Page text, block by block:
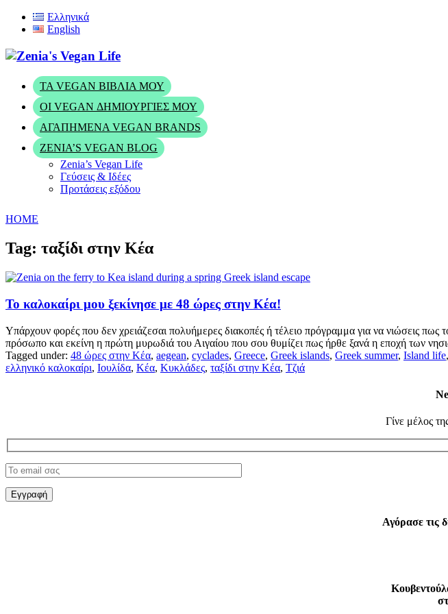
Ελληνικά
English
ΤΑ VEGAN ΒΙΒΛΊΑ ΜΟΥ
ΟΙ VEGAN ΔΗΜΙΟΥΡΓΊΕΣ ΜΟΥ
ΑΓΑΠΗΜΈΝΑ VEGAN BRANDS
ZENIA’S VEGAN BLOG
Zenia’s Vegan Life
Γεύσεις & Ιδέες
Προτάσεις εξόδου
HOME
Tag: ταξίδι στην Κέα
Το καλοκαίρι μου ξεκίνησε με 48 ώρες στην Κέα!
Υπάρχουν φορές που δεν χρειάζεσαι πολυήμερες διακοπές ή τέλειο πρόγραμμα για να νιώσεις
πρόσωπο και εκείνη η πρώτη μυρωδιά του Αιγαίου που σου θυμίζει πως ήρθε ξανά η εποχή των
Tagged under: 48 ώρες στην Κέα, aegean, cyclades, Greece, Greek islands, Greek summer, Island life,
ελληνικό καλοκαίρι, Ιουλίδα, Κέα, Κυκλάδες, ταξίδι στην Κέα, Τζιά
Γίνε μέλος
Αγόρασε τις